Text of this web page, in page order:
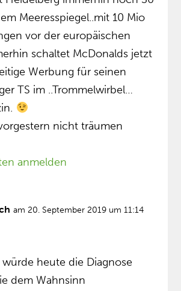
Meeresspiegel..mit 10 Mio
vor der europäischen
schaltet McDonalds jetzt
Werbung für seinen
TS im ..Trommelwirbel…
nicht träumen
anmelden
am 20. September 2019 um 11:14
würde heute die Diagnose
dem Wahnsinn